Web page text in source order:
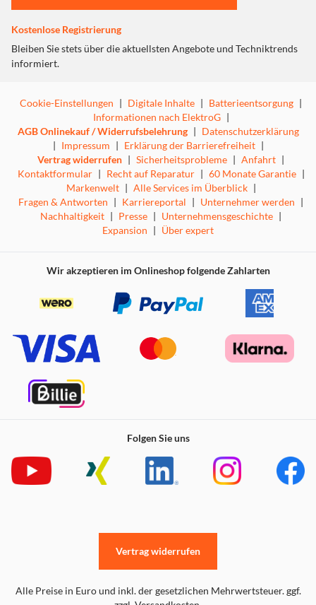
Kostenlose Registrierung
Bleiben Sie stets über die aktuellsten Angebote und Techniktrends
informiert.
Cookie-Einstellungen | Digitale Inhalte | Batterieentsorgung |
Informationen nach ElektroG |
AGB Onlinekauf / Widerrufsbelehrung | Datenschutzerklärung
| Impressum | Erklärung der Barrierefreiheit |
Vertrag widerrufen | Sicherheitsprobleme | Anfahrt |
Kontaktformular | Recht auf Reparatur | 60 Monate Garantie |
Markenwelt | Alle Services im Überblick |
Fragen & Antworten | Karriereportal | Unternehmer werden |
Nachhaltigkeit | Presse | Unternehmensgeschichte |
Expansion | Über expert
Wir akzeptieren im Onlineshop folgende Zahlarten
Folgen Sie uns
Alle Preise in Euro und inkl. der gesetzlichen Mehrwertsteuer. ggf.
Vertrag widerrufen